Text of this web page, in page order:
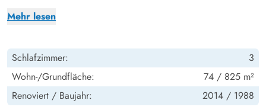
Mehr lesen
Das stille Knistern des Feuers im Holzofens hilft euch dabei,
Doch das Beste kommt noch - wer könnte sich nicht vorstellen,
nach einem langen Tag an der frischen Nordseeluft in der
Sauna abzuschalten und neue Energie zu tanken? Genau
Schlafzimmer:
3
Wohn-/Grundfläche:
74 / 825 m²
Renoviert / Baujahr: 2014 / 1988